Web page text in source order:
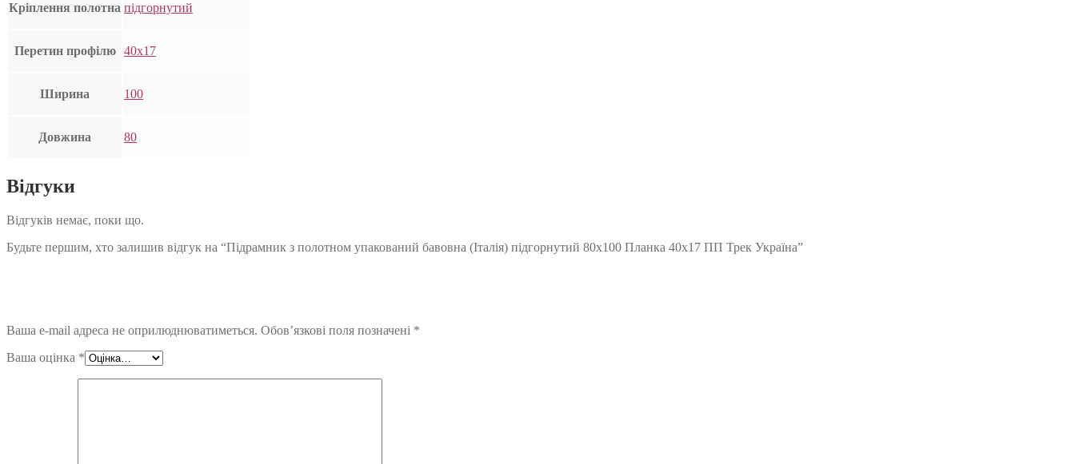
Кріплення полотна підгорнутий
Перетин профілю 40х17
Ширина 100
Довжина 80
Відгуки
Відгуків немає, поки що.
Будьте першим, хто залишив відгук на “Підрамник з полотном упакований бавовна (Італія) підгорнутий 80х100 Планка 40х17 ПП Трек Україна”
Ваша e-mail адреса не оприлюднюватиметься. Обов’язкові поля позначені *
Ваша оцінка *